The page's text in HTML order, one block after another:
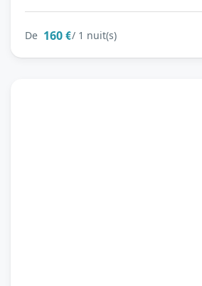
De 160 €/ 1 nuit(s)